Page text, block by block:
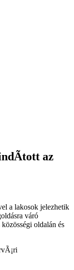
az
a lakosok jelezhetik
váró
oldalán és